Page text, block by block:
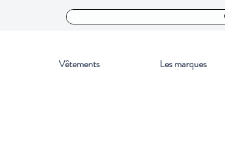
Vêtements Les marques